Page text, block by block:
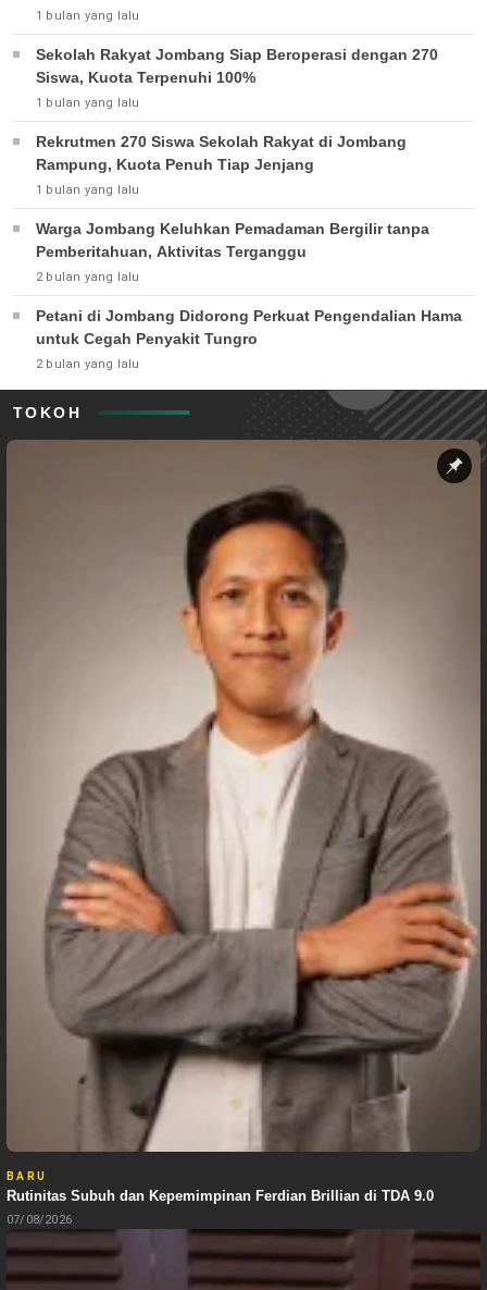
1 bulan yang lalu
Sekolah Rakyat Jombang Siap Beroperasi dengan 270
Siswa, Kuota Terpenuhi 100%
1 bulan yang lalu
Rekrutmen 270 Siswa Sekolah Rakyat di Jombang
Rampung, Kuota Penuh Tiap Jenjang
1 bulan yang lalu
Warga Jombang Keluhkan Pemadaman Bergilir tanpa
Pemberitahuan, Aktivitas Terganggu
2 bulan yang lalu
Petani di Jombang Didorong Perkuat Pengendalian Hama
untuk Cegah Penyakit Tungro
2 bulan yang lalu
TOKOH
BARU
Rutinitas Subuh dan Kepemimpinan Ferdian Brillian di TDA 9.0
07/08/2026